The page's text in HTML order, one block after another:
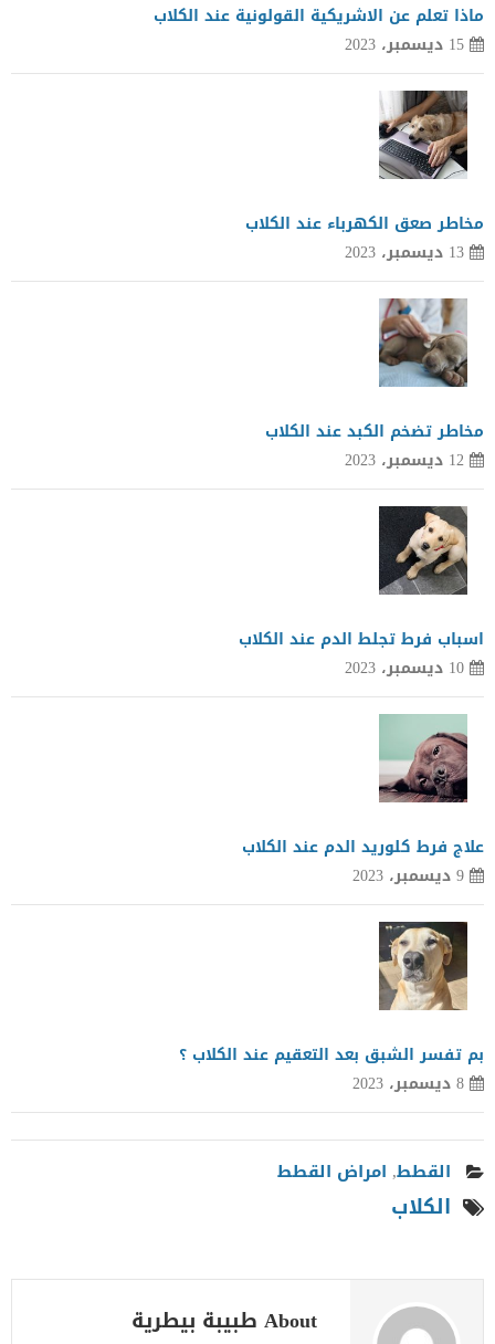
ماذا تعلم عن الاشريكية القولونية عند الكلاب
15 ديسمبر، 2023
مخاطر صعق الكهرباء عند الكلاب
13 ديسمبر، 2023
مخاطر تضخم الكبد عند الكلاب
12 ديسمبر، 2023
اسباب فرط تجلط الدم عند الكلاب
10 ديسمبر، 2023
علاج فرط كلوريد الدم عند الكلاب
9 ديسمبر، 2023
بم تفسر الشبق بعد التعقيم عند الكلاب ؟
8 ديسمبر، 2023
القطط, امراض القطط
الكلاب
About طبيبة بيطرية